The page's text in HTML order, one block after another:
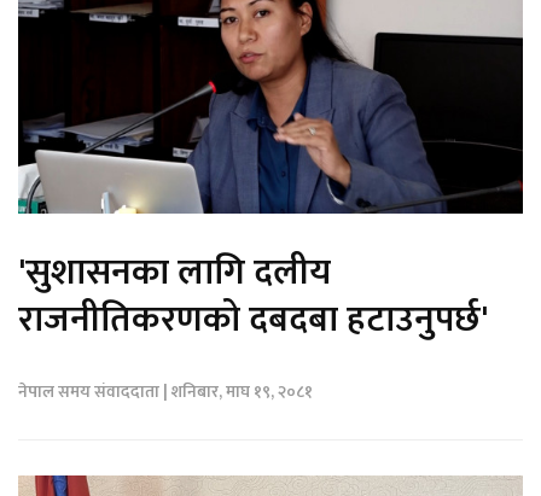
'सुशासनका लागि दलीय
राजनीतिकरणको दबदबा हटाउनुपर्छ'
नेपाल समय संवाददाता | शनिबार, माघ १९, २०८१